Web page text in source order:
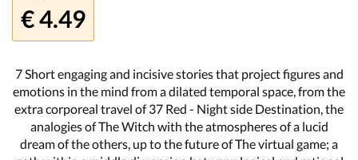
€ 4.49
7 Short engaging and incisive stories that project figures and
emotions in the mind from a dilated temporal space, from the
extra corporeal travel of 37 Red - Night side Destination, the
analogies of The Witch with the atmospheres of a lucid
dream of the others, up to the future of The virtual game; a